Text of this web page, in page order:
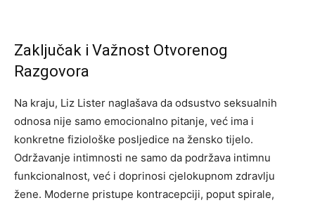
Zaključak i Važnost Otvorenog
Razgovora
Na kraju, Liz Lister naglašava da odsustvo seksualnih
odnosa nije samo emocionalno pitanje, već ima i
konkretne fiziološke posljedice na žensko tijelo.
Održavanje intimnosti ne samo da podržava intimnu
funkcionalnost, već i doprinosi cjelokupnom zdravlju
žene. Moderne pristupe kontracepciji, poput spirale,